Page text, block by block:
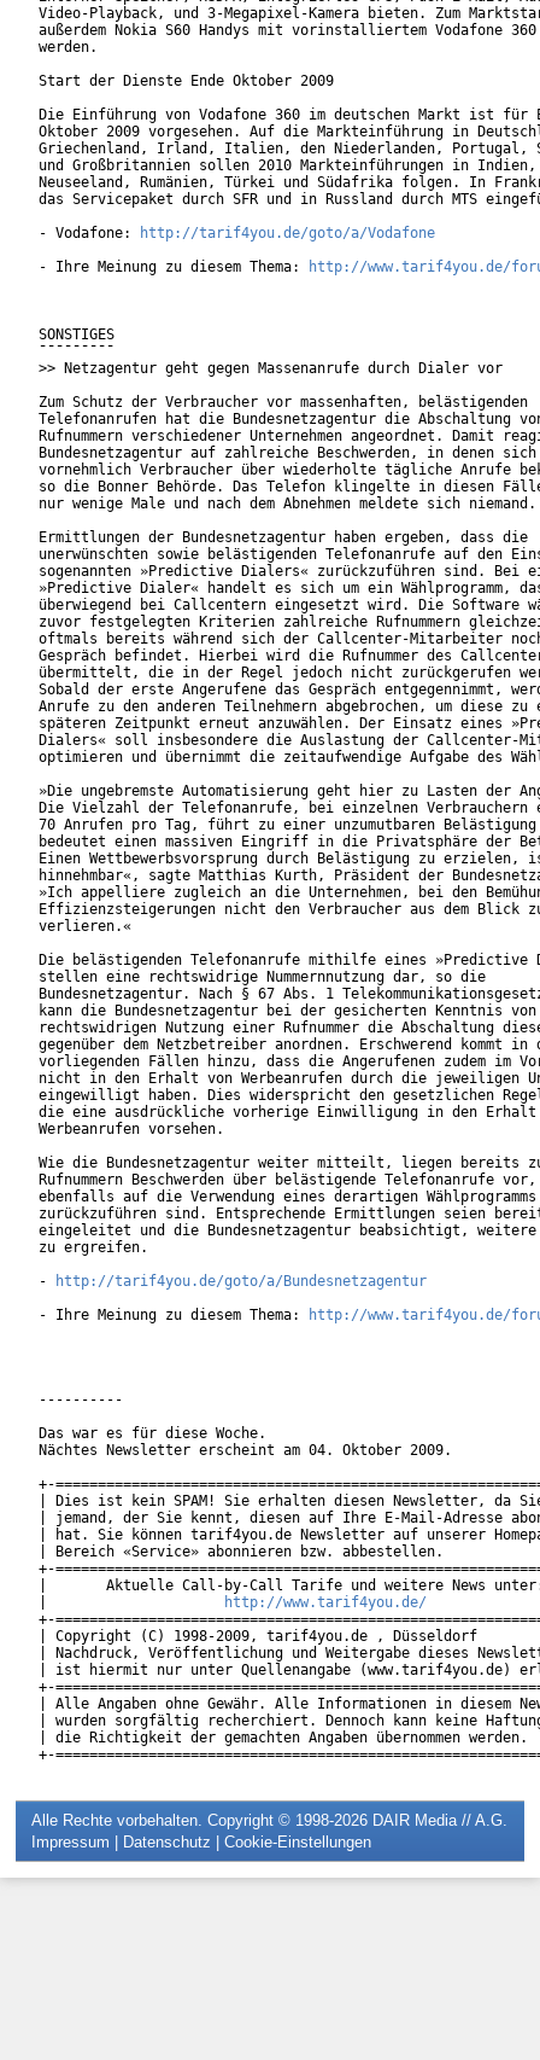
Video-Playback, und 3-Megapixel-Kamera bieten. Zum
außerdem Nokia S60 Handys mit vorinstalliertem Vodafone 360
werden.
Start der Dienste Ende Oktober 2009
Die Einführung von Vodafone 360 im deutschen Markt ist für
Oktober 2009 vorgesehen. Auf die Markteinführung in
Griechenland, Irland, Italien, den Niederlanden, Portugal,
und Großbritannien sollen 2010 Markteinführungen in Indien,
Neuseeland, Rumänien, Türkei und Südafrika folgen. In
das Servicepaket durch SFR und in Russland durch MTS
- Vodafone:
http://tarif4you.de/goto/a/Vodafone
- Ihre Meinung zu diesem Thema:
http://www.tarif4you.de/
SONSTIGES
¯¯¯¯¯¯¯¯¯
>> Netzagentur geht gegen Massenanrufe durch Dialer vor
Zum Schutz der Verbraucher vor massenhaften, belästigenden
Telefonanrufen hat die Bundesnetzagentur die Abschaltung
Rufnummern verschiedener Unternehmen angeordnet. Damit
Bundesnetzagentur auf zahlreiche Beschwerden, in denen sich
vornehmlich Verbraucher über wiederholte tägliche Anrufe
so die Bonner Behörde. Das Telefon klingelte in diesen
nur wenige Male und nach dem Abnehmen meldete sich niemand.
Ermittlungen der Bundesnetzagentur haben ergeben, dass die
unerwünschten sowie belästigenden Telefonanrufe auf den
sogenannten »Predictive Dialers« zurückzuführen sind. Bei
»Predictive Dialer« handelt es sich um ein Wählprogramm,
überwiegend bei Callcentern eingesetzt wird. Die Software
zuvor festgelegten Kriterien zahlreiche Rufnummern
oftmals bereits während sich der Callcenter-Mitarbeiter
Gespräch befindet. Hierbei wird die Rufnummer des
übermittelt, die in der Regel jedoch nicht zurückgerufen
Sobald der erste Angerufene das Gespräch entgegennimmt,
Anrufe zu den anderen Teilnehmern abgebrochen, um diese zu
späteren Zeitpunkt erneut anzuwählen. Der Einsatz eines
Dialers« soll insbesondere die Auslastung der Callcenter-
optimieren und übernimmt die zeitaufwendige Aufgabe des
»Die ungebremste Automatisierung geht hier zu Lasten der
Die Vielzahl der Telefonanrufe, bei einzelnen Verbrauchern
70 Anrufen pro Tag, führt zu einer unzumutbaren Belästigung
bedeutet einen massiven Eingriff in die Privatsphäre der
Einen Wettbewerbsvorsprung durch Belästigung zu erzielen,
hinnehmbar«, sagte Matthias Kurth, Präsident der
»Ich appelliere zugleich an die Unternehmen, bei den
Effizienzsteigerungen nicht den Verbraucher aus dem Blick
verlieren.«
Die belästigenden Telefonanrufe mithilfe eines »Predictive
stellen eine rechtswidrige Nummernnutzung dar, so die
Bundesnetzagentur. Nach § 67 Abs. 1
kann die Bundesnetzagentur bei der gesicherten Kenntnis
rechtswidrigen Nutzung einer Rufnummer die Abschaltung
gegenüber dem Netzbetreiber anordnen. Erschwerend kommt in
vorliegenden Fällen hinzu, dass die Angerufenen zudem im
nicht in den Erhalt von Werbeanrufen durch die jeweiligen
eingewilligt haben. Dies widerspricht den gesetzlichen
die eine ausdrückliche vorherige Einwilligung in den Erhalt
Werbeanrufen vorsehen.
Wie die Bundesnetzagentur weiter mitteilt, liegen bereits
Rufnummern Beschwerden über belästigende Telefonanrufe
ebenfalls auf die Verwendung eines derartigen Wählprogramms
zurückzuführen sind. Entsprechende Ermittlungen seien
eingeleitet und die Bundesnetzagentur beabsichtigt, weitere
zu ergreifen.
-
http://tarif4you.de/goto/a/Bundesnetzagentur
- Ihre Meinung zu diesem Thema:
http://www.tarif4you.de/
----------
Das war es für diese Woche.
Nächtes Newsletter erscheint am 04. Oktober 2009.
+-
| Dies ist kein SPAM! Sie erhalten diesen Newsletter, da
| jemand, der Sie kennt, diesen auf Ihre E-Mail-Adresse
| hat. Sie können tarif4you.de Newsletter auf unserer
| Bereich «Service» abonnieren bzw. abbestellen.
+-
|       Aktuelle Call-by-Call Tarife und weitere News
http://www.tarif4you.de/
+-
| Copyright (C) 1998-2009, tarif4you.de , Düsseldorf
| Nachdruck, Veröffentlichung und Weitergabe dieses
| ist hiermit nur unter Quellenangabe (www.tarif4you.de)
+-
| Alle Angaben ohne Gewähr. Alle Informationen in diesem
| wurden sorgfältig recherchiert. Dennoch kann keine
| die Richtigkeit der gemachten Angaben übernommen
Alle Rechte vorbehalten. Copyright © 1998-2026 DAIR Media // A.G.
Impressum | Datenschutz | Cookie-Einstellungen